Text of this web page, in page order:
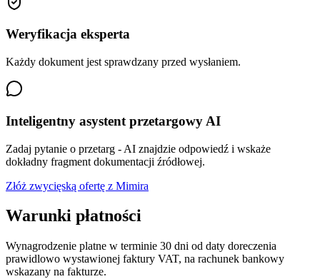
Weryfikacja eksperta
Każdy dokument jest sprawdzany przed wysłaniem.
Inteligentny asystent przetargowy AI
Zadaj pytanie o przetarg - AI znajdzie odpowiedź i wskaże
dokładny fragment dokumentacji źródłowej.
Złóż zwycięską ofertę z Mimira
Warunki płatności
Wynagrodzenie platne w terminie 30 dni od daty doreczenia
prawidlowo wystawionej faktury VAT, na rachunek bankowy
wskazany na fakturze.